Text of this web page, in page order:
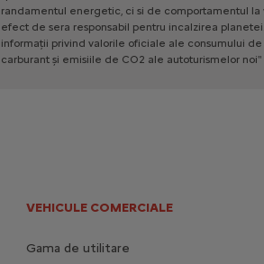
randamentul energetic, ci si de comportamentul la
efect de sera responsabil pentru incalzirea planetei.
informații privind valorile oficiale ale consumului de
carburant și emisiile de CO2 ale autoturismelor noi"
VEHICULE COMERCIALE
Gama de utilitare